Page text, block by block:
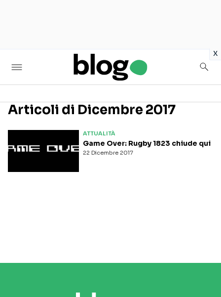
x
Articoli di Dicembre 2017
ATTUALITÀ
22 Dicembre 2017
Game Over: Rugby 1823 chiude qui